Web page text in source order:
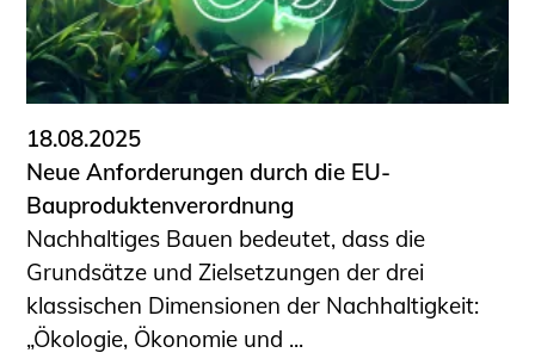
18.08.2025
Neue Anforderungen durch die EU-
Bauproduktenverordnung
Nachhaltiges Bauen bedeutet, dass die
Grundsätze und Zielsetzungen der drei
klassischen Dimensionen der Nachhaltigkeit:
„Ökologie, Ökonomie und ...